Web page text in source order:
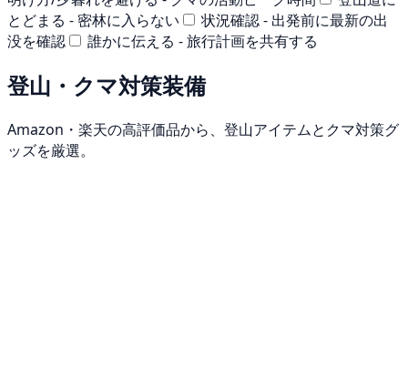
とどまる - 密林に入らない
状況確認 - 出発前に最新の出
没を確認
誰かに伝える - 旅行計画を共有する
登山・クマ対策装備
Amazon・楽天の高評価品から、登山アイテムとクマ対策グ
ッズを厳選。